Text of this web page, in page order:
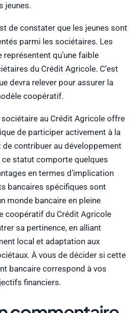
jeunes.
de constater que les jeunes sont
parmi les sociétaires. Les
représentent qu’une faible
du Crédit Agricole. C’est
devra relever pour assurer la
coopératif.
sociétaire au Crédit Agricole offre
de participer activement à la
de contribuer au développement
statut comporte quelques
en termes d’implication
bancaires spécifiques sont
monde bancaire en pleine
coopératif du Crédit Agricole
sa pertinence, en alliant
local et adaptation aux
À vous de décider si cette
bancaire correspond à vos
financiers.